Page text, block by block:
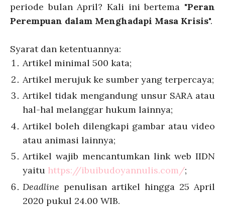
periode bulan April? Kali ini bertema "Peran
Perempuan dalam Menghadapi Masa Krisis".
Syarat dan ketentuannya:
Artikel minimal 500 kata;
Artikel merujuk ke sumber yang terpercaya;
Artikel tidak mengandung unsur SARA atau
hal-hal melanggar hukum lainnya;
Artikel boleh dilengkapi gambar atau video
atau animasi lainnya;
Artikel wajib mencantumkan link web IIDN
yaitu https://ibuibudoyannulis.com/;
Deadline penulisan artikel hingga 25 April
2020 pukul 24.00 WIB.